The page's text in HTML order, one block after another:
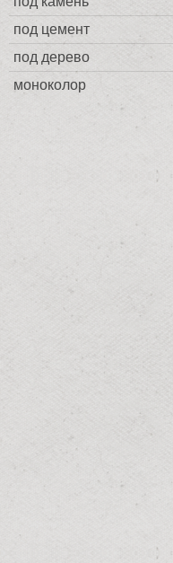
под цемент
под дерево
моноколор